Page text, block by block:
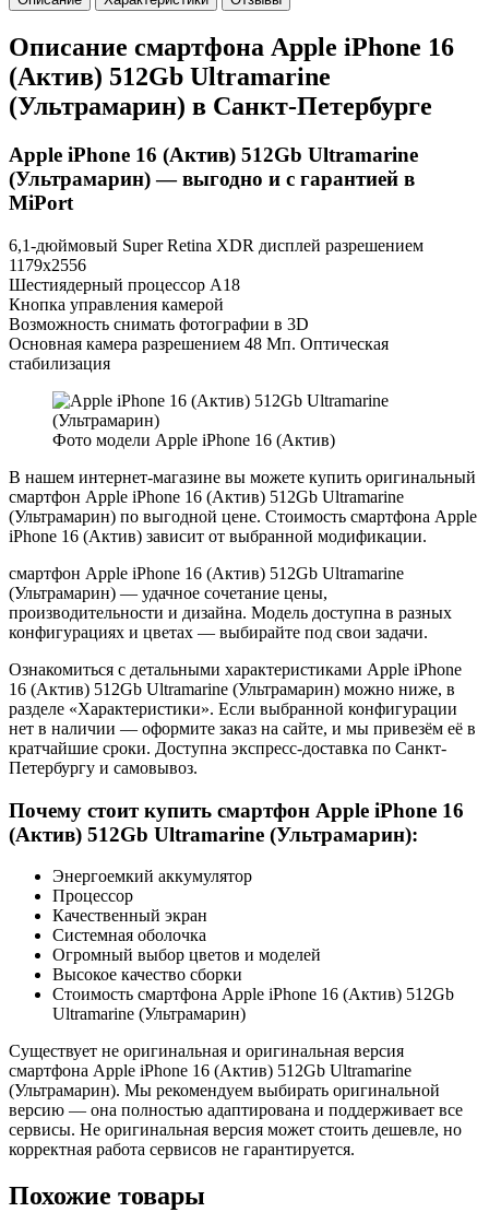
Описание смартфона Apple iPhone 16
(Актив) 512Gb Ultramarine
(Ультрамарин) в Санкт-Петербурге
Apple iPhone 16 (Актив) 512Gb Ultramarine
(Ультрамарин) — выгодно и с гарантией в
MiPort
6,1-дюймовый Super Retina XDR дисплей разрешением
1179x2556
Шестиядерный процессор А18
Кнопка управления камерой
Возможность снимать фотографии в 3D
Основная камера разрешением 48 Мп. Оптическая
стабилизация
Фото модели Apple iPhone 16 (Актив)
В нашем интернет-магазине вы можете купить оригинальный
смартфон Apple iPhone 16 (Актив) 512Gb Ultramarine
(Ультрамарин) по выгодной цене. Стоимость смартфона Apple
iPhone 16 (Актив) зависит от выбранной модификации.
смартфон Apple iPhone 16 (Актив) 512Gb Ultramarine
(Ультрамарин) — удачное сочетание цены,
производительности и дизайна. Модель доступна в разных
конфигурациях и цветах — выбирайте под свои задачи.
Ознакомиться с детальными характеристиками Apple iPhone
16 (Актив) 512Gb Ultramarine (Ультрамарин) можно ниже, в
разделе «Характеристики». Если выбранной конфигурации
нет в наличии — оформите заказ на сайте, и мы привезём её в
кратчайшие сроки. Доступна экспресс-доставка по Санкт-
Петербургу и самовывоз.
Почему стоит купить смартфон Apple iPhone 16
(Актив) 512Gb Ultramarine (Ультрамарин):
Энергоемкий аккумулятор
Процессор
Качественный экран
Системная оболочка
Огромный выбор цветов и моделей
Высокое качество сборки
Стоимость смартфона Apple iPhone 16 (Актив) 512Gb
Ultramarine (Ультрамарин)
Существует не оригинальная и оригинальная версия
смартфона Apple iPhone 16 (Актив) 512Gb Ultramarine
(Ультрамарин). Мы рекомендуем выбирать оригинальной
версию — она полностью адаптирована и поддерживает все
сервисы. Не оригинальная версия может стоить дешевле, но
корректная работа сервисов не гарантируется.
Похожие товары